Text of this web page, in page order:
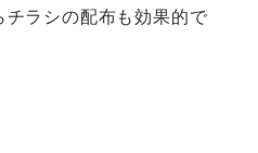
ラシの配布も効果的で